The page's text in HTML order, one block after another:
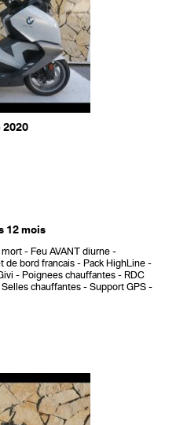
2020
12 mois
mort
Feu AVANT diurne
de bord francais
Pack HighLine
Poignees chauffantes
RDC
Selles chauffantes
Support GPS